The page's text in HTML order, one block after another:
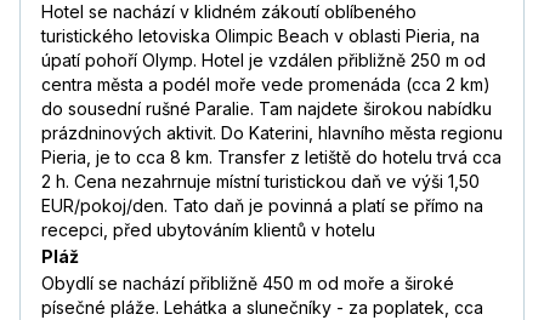
Hotel se nachází v klidném zákoutí oblíbeného
turistického letoviska Olimpic Beach v oblasti Pieria, na
úpatí pohoří Olymp. Hotel je vzdálen přibližně 250 m od
centra města a podél moře vede promenáda (cca 2 km)
do sousední rušné Paralie. Tam najdete širokou nabídku
prázdninových aktivit. Do Katerini, hlavního města regionu
Pieria, je to cca 8 km. Transfer z letiště do hotelu trvá cca
2 h. Cena nezahrnuje místní turistickou daň ve výši 1,50
EUR/pokoj/den. Tato daň je povinná a platí se přímo na
recepci, před ubytováním klientů v hotelu
Pláž
Obydlí se nachází přibližně 450 m od moře a široké
písečné pláže. Lehátka a slunečníky - za poplatek, cca